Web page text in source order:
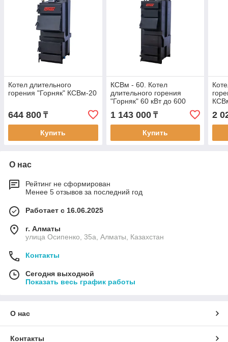
Котел длительного
горения "Горняк" КСВм-20
644 800 ₸
Купить
КСВм - 60. Котел
длительного горения
"Горняк" 60 кВт до 600
1 143 000₸
Купить
2
О нас
Рейтинг не сформирован
Менее 5 отзывов за последний год
Работает с 16.06.2025
г. Алматы
улица Осипенко, 35а, Алматы, Казахстан
Контакты
Сегодня выходной
Показать весь график работы
О нас
Контакты